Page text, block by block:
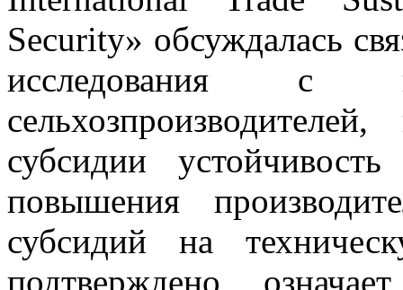
Security» обсуждалась
исследования с
субсидии
повышения
субсидий на
подтверждено,